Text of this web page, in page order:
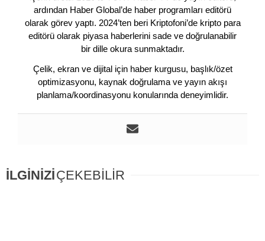
ardından Haber Global’de haber programları editörü
olarak görev yaptı. 2024’ten beri Kriptofoni’de kripto para
editörü olarak piyasa haberlerini sade ve doğrulanabilir
bir dille okura sunmaktadır.
Çelik, ekran ve dijital için haber kurgusu, başlık/özet
optimizasyonu, kaynak doğrulama ve yayın akışı
planlama/koordinasyonu konularında deneyimlidir.
İLGİNİZİÇEKEBİLİR